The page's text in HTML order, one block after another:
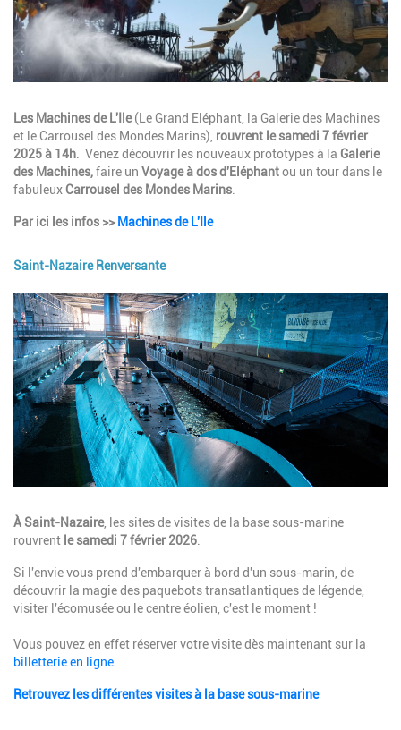
Description
Les Machines de L'Ile(Le Grand Eléphant, la Galerie des Machines
et le Carrousel des Mondes Marins), rouvrent le samedi 7 février
2025 à 14h. Venez découvrir les nouveaux prototypes à la Galerie
des Machines,faire un Voyage à dos d'Eléphantou un tour dans le
fabuleuxCarrousel des Mondes Marins.
Par ici les infos >> Machines de L'Ile
Saint-Nazaire Renversante
Image
Description
À Saint-Nazaire, les sites de visites de la base sous-marine
rouvrent le samedi 7 février 2026
Si l'envie vous prend d'embarquer à bord d'un sous-marin, de
découvrir la magie des paquebots transatlantiques de légende,
visiter l'écomusée ou le centre éolien, c'est le moment !
Vous pouvez en effet réserver votre visite dès maintenant sur la
billetterie en ligne
Retrouvez les différentes visites à la base sous-marine